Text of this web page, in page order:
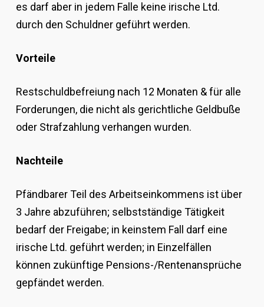
es darf aber in jedem Falle keine irische Ltd.
durch den Schuldner geführt werden.
Vorteile
Restschuldbefreiung nach 12 Monaten & für alle
Forderungen, die nicht als gerichtliche Geldbuße
oder Strafzahlung verhangen wurden.
Nachteile
Pfändbarer Teil des Arbeitseinkommens ist über
3 Jahre abzuführen; selbstständige Tätigkeit
bedarf der Freigabe; in keinstem Fall darf eine
irische Ltd. geführt werden; in Einzelfällen
können zukünftige Pensions-/Rentenansprüche
gepfändet werden.